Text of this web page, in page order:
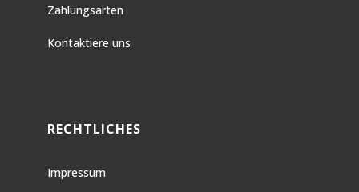
Zahlungsarten
Kontaktiere uns
RECHTLICHES
Impressum